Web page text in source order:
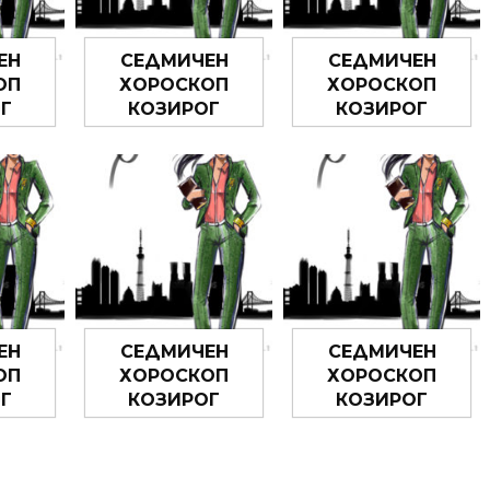
–
СЕДМИЧЕН
ХОРОСКОП
КОЗИРОГ
29.06.2026 –
05.07.2026
СЕДМИЧЕН
ХОРОСКОП
КОЗИРОГ
22.06.2026 –
28.06.2026
–
СЕДМИЧЕН
ХОРОСКОП
КОЗИРОГ
18.05.2026 –
СЕДМИЧЕН
ХОРОСКОП
КОЗИРОГ
11.05.2026 –